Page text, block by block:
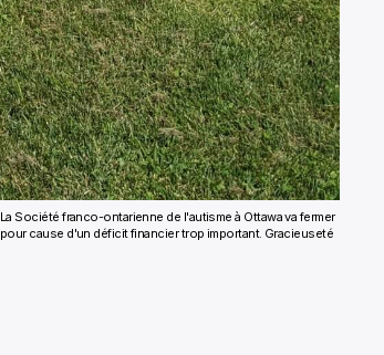
La Société franco-ontarienne de l'autisme à Ottawa va fermer
pour cause d'un déficit financier trop important. Gracieuseté